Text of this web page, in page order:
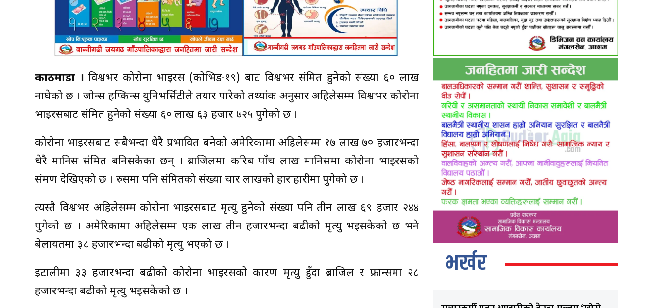
काठमाडौं । विश्वभर कोरोना भाइरस (कोभिड-१९) बाट विश्वभर संक्रमित हुनेको संख्या ६० लाख
नाघेको छ । जोन्स हप्किन्स युनिभर्सिटीले तयार पारेको तथ्यांक अनुसार अहिलेसम्म विश्वभर कोरोना
भाइरसबाट संक्रमित हुनेको संख्या ६० लाख ६३ हजार ७२५ पुगेको छ ।
कोरोना भाइरसबाट सबैभन्दा धेरै प्रभावित बनेको अमेरिकामा अहिलेसम्म १७ लाख ७० हजारभन्दा
धेरै मानिस संक्रमित बनिसकेका छन् । ब्राजिलमा करिब पाँच लाख मानिसमा कोरोना भाइरसको
संक्रमण देखिएको छ । रुसमा पनि संक्रमितको संख्या चार लाखको हाराहारीमा पुगेको छ ।
त्यस्तै विश्वभर अहिलेसम्म कोरोना भाइरसबाट मृत्यु हुनेको संख्या पनि तीन लाख ६९ हजार २४४
पुगेको छ । अमेरिकामा अहिलेसम्म एक लाख तीन हजारभन्दा बढीको मृत्यु भइसकेको छ भने
बेलायतमा ३८ हजारभन्दा बढीको मृत्यु भएको छ ।
इटालीमा ३३ हजारभन्दा बढीको कोरोना भाइरसको कारण मृत्यु हुँदा ब्राजिल र फ्रान्समा २८
हजारभन्दा बढीको मृत्यु भइसकेको छ ।
भर्खर